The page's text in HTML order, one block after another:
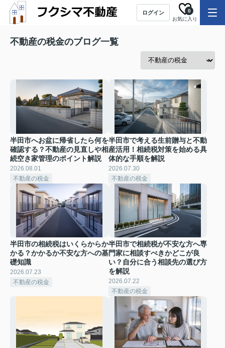
ログイン
お気に入り
0
不動産の税金のブログ一覧
半田市へお盆に帰省したら何を
確認する？不動産の見直しや相
続空き家管理のポイント解説
2026.08.01
不動産の税金
半田市で考える生前贈与と不動
産活用！相続税対策を始める具
体的な手順を解説
2026.07.30
不動産の税金
半田市の相続税はいくらからか
かる？かかるか不安な方への基
礎知識
2026.07.23
不動産の税金
半田市で相続税が不安な方へ専
門家に相談すべきかどこが良
い？自分に合う相談先の選び方
を解説
2026.07.22
不動産の税金